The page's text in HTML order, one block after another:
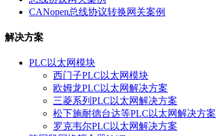
CANopen总线协议转换网关案例
解决方案
PLC以太网模块
西门子PLC以太网模块
欧姆龙PLC以太网解决方案
三菱系列PLC以太网解决方案
松下施耐德台达等PLC以太网解决方案
罗克韦尔PLC以太网解决方案